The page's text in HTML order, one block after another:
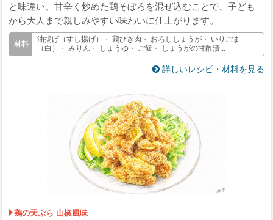
と味違い、甘辛く炒めた鶏そぼろを混ぜ込むことで、子ども
から大人まで親しみやすい味わいに仕上がります。
油揚げ（すし揚げ）・ 鶏ひき肉・ おろししょうが・ いりごま
（白）・ みりん・ しょうゆ・ ご飯・ しょうがの甘酢漬...
詳しいレシピ・材料を見る
鶏の天ぷら 山椒風味